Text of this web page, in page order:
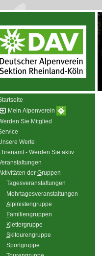
Mein Alpenverein
Sie Mitglied
Werte
- Werden Sie aktiv
der Gruppen
Tagesveranstaltungen
Mehrtagesveranstaltungen
Alpinistengruppe
Familiengruppen
Klettergruppe
Skitourengruppe
Sportgruppe